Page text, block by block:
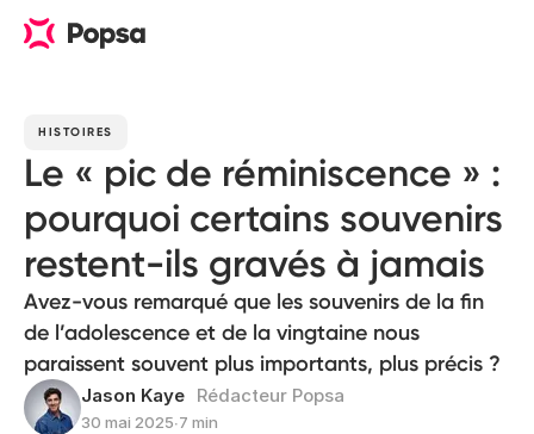
HISTOIRES
Le « pic de réminiscence » :
pourquoi certains souvenirs
restent-ils gravés à jamais
Avez-vous remarqué que les souvenirs de la fin
de l’adolescence et de la vingtaine nous
paraissent souvent plus importants, plus précis ?
Jason Kaye Rédacteur Popsa
30 mai 2025∙7 min